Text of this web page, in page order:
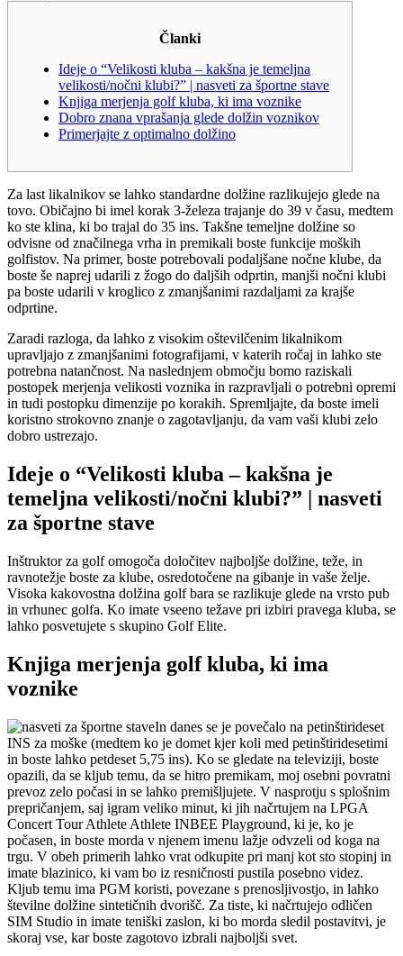
Članki
Ideje o “Velikosti kluba – kakšna je temeljna
velikosti/nočni klubi?” | nasveti za športne stave
Knjiga merjenja golf kluba, ki ima voznike
Dobro znana vprašanja glede dolžin voznikov
Primerjajte z optimalno dolžino
Za last likalnikov se lahko standardne dolžine razlikujejo glede na
tovo. Običajno bi imel korak 3-železa trajanje do 39 v času, medtem
ko ste klina, ki bo trajal do 35 ins. Takšne temeljne dolžine so
odvisne od značilnega vrha in premikali boste funkcije moških
golfistov. Na primer, boste potrebovali podaljšane nočne klube, da
boste še naprej udarili z žogo do daljših odprtin, manjši nočni klubi
pa boste udarili v kroglico z zmanjšanimi razdaljami za krajše
odprtine.
Zaradi razloga, da lahko z visokim oštevilčenim likalnikom
upravljajo z zmanjšanimi fotografijami, v katerih ročaj in lahko ste
potrebna natančnost. Na naslednjem območju bomo raziskali
postopek merjenja velikosti voznika in razpravljali o potrebni opremi
in tudi postopku dimenzije po korakih. Spremljajte, da boste imeli
koristno strokovno znanje o zagotavljanju, da vam vaši klubi zelo
dobro ustrezajo.
Ideje o “Velikosti kluba – kakšna je
temeljna velikosti/nočni klubi?” | nasveti
za športne stave
Inštruktor za golf omogoča določitev najboljše dolžine, teže, in
ravnotežje boste za klube, osredotočene na gibanje in vaše želje.
Visoka kakovostna dolžina golf bara se razlikuje glede na vrsto pub
in vrhunec golfa. Ko imate vseeno težave pri izbiri pravega kluba, se
lahko posvetujete s skupino Golf Elite.
Knjiga merjenja golf kluba, ki ima
voznike
In danes se je povečalo na petinštirideset
INS za moške (medtem ko je domet kjer koli med petinštiridesetimi
in boste lahko petdeset 5,75 ins). Ko se gledate na televiziji, boste
opazili, da se kljub temu, da se hitro premikam, moj osebni povratni
prevoz zelo počasi in se lahko premišljujete. V nasprotju s splošnim
prepričanjem, saj igram veliko minut, ki jih načrtujem na LPGA
Concert Tour Athlete Athlete INBEE Playground, ki je, ko je
počasen, in boste morda v njenem imenu lažje odvzeli od koga na
trgu. V obeh primerih lahko vrat odkupite pri manj kot sto stopinj in
imate blazinico, ki vam bo iz resničnosti pustila posebno videz.
Kljub temu ima PGM koristi, povezane s prenosljivostjo, in lahko
številne dolžine sintetičnih dvorišč. Za tiste, ki načrtujejo odličen
SIM Studio in imate teniški zaslon, ki bo morda sledil postavitvi, je
skoraj vse, kar boste zagotovo izbrali najboljši svet.